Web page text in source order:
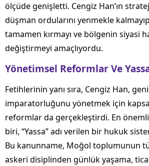
ölçüde genişletti. Cengiz Han’ın
düşman ordularını yenmekle
tamamen kırmayı ve bölgenin siyasi
değiştirmeyi amaçlıyordu.
Yönetimsel Reformlar Ve
Fetihlerinin yanı sıra, Cengiz Han,
imparatorluğunu yönetmek için
reformlar da gerçekleştirdi. En önemli
biri, “Yassa” adı verilen bir hukuk
Bu kanunname, Moğol toplumunun
askeri disiplinden günlük yaşama,